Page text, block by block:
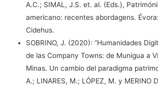
A.C.; SIMAL, J.S. et. al. (Eds.),
americano: recentes abordagens.
Cidehus.
SOBRINO, J. (2020): “Humanidades
de las Company Towns: de Munigua a
Minas. Un cambio del paradigma
A.; LINARES, M.; LÓPEZ, M. y MERINO